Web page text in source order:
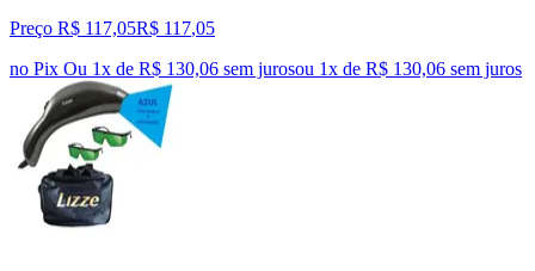
Preço R$ 117,05R$ 117,05
no Pix Ou 1x de R$ 130,06 sem jurosou 1x de R$ 130,06 sem juros